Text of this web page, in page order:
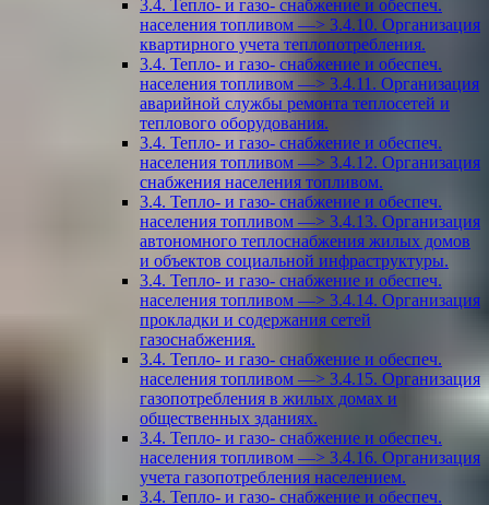
3.4. Тепло- и газо- снабжение и обеспеч.
населения топливом —> 3.4.10. Организация
квартирного учета теплопотребления.
3.4. Тепло- и газо- снабжение и обеспеч.
населения топливом —> 3.4.11. Организация
аварийной службы ремонта теплосетей и
теплового оборудования.
3.4. Тепло- и газо- снабжение и обеспеч.
населения топливом —> 3.4.12. Организация
снабжения населения топливом.
3.4. Тепло- и газо- снабжение и обеспеч.
населения топливом —> 3.4.13. Организация
автономного теплоснабжения жилых домов
и объектов социальной инфраструктуры.
3.4. Тепло- и газо- снабжение и обеспеч.
населения топливом —> 3.4.14. Организация
прокладки и содержания сетей
газоснабжения.
3.4. Тепло- и газо- снабжение и обеспеч.
населения топливом —> 3.4.15. Организация
газопотребления в жилых домах и
общественных зданиях.
3.4. Тепло- и газо- снабжение и обеспеч.
населения топливом —> 3.4.16. Организация
учета газопотребления населением.
3.4. Тепло- и газо- снабжение и обеспеч.